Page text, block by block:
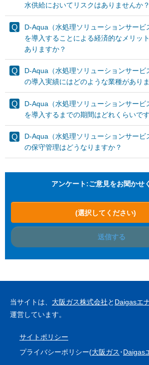
水供給においてリスクはありませんか？
D-Aqua（水処理ソリューションサービ
を導入することによる経済的なメリッ
ありますか？
D-Aqua（水処理ソリューションサービ
の導入実績にはどのような業種があり
D-Aqua（水処理ソリューションサービ
を導入するまでの期間はどれくらいで
D-Aqua（水処理ソリューションサービ
の保守管理はどうなりますか？
アンケート:ご意見をお聞かせ
(選択してください)
送信する
当サイトは、 大阪ガス株式会社と Daigasエ
運営しています。
サイトポリシー
プライバシーポリシー(大阪ガス ･Daigas